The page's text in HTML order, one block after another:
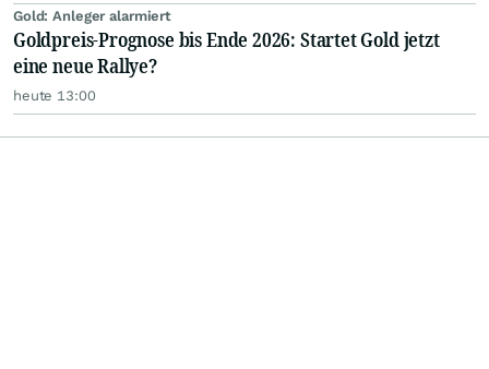
Gold: Anleger alarmiert
Goldpreis-Prognose bis Ende 2026: Startet Gold jetzt
eine neue Rallye?
heute 13:00